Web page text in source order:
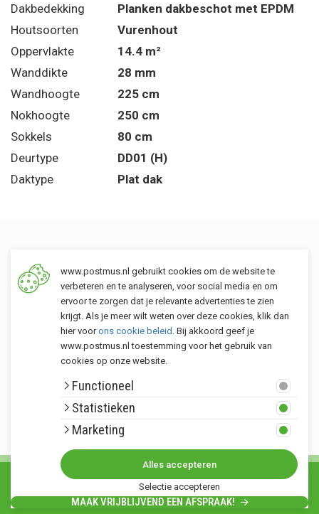
Dakbedekking
Planken dakbeschot met EPDM
Houtsoorten
Vurenhout
Oppervlakte
14.4 m²
Wanddikte
28 mm
Wandhoogte
225 cm
Nokhoogte
250 cm
Sokkels
80 cm
Deurtype
DD01 (H)
Daktype
Plat dak
Een tuin voor iedereen
Klantenservice
Postmus merken
MAAK VRIJBLIJVEND EEN AFSPRAAK!
© Copyright 2026. Alle rechten voorbehouden Postmus.nl - Het buitenleven •
Algemene voorwaarden•Privacy statement•Sitemap
www.postmus.nl gebruikt cookies om de website te
verbeteren en te analyseren, voor social media en om
ervoor te zorgen dat je relevante advertenties te zien
krijgt. Als je meer wilt weten over deze cookies, klik dan
hier voorons cookie beleid . Bij akkoord geef je
www.postmus.nl toestemming voor het gebruik van
cookies op onze website.
Functioneel
Statistieken
Marketing
Selectie accepteren
Alles accepteren